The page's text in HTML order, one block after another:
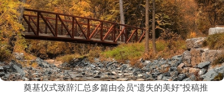
奠基仪式致辞汇总多篇由会员“遗失的美好”投稿推